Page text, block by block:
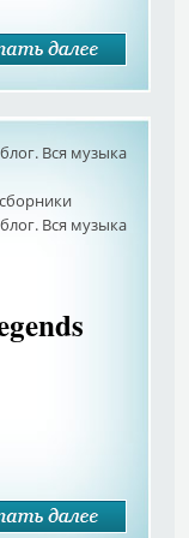
Вся музыка
Вся музыка